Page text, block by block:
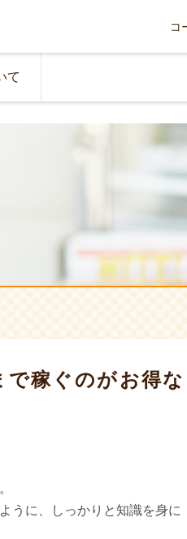
コ
て
で稼ぐのがお得な
うに、しっかりと知識を身に